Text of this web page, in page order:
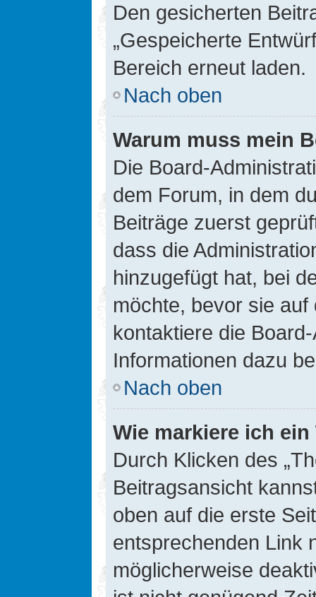
Den gesicherten
„Gespeicherte
Bereich erneut laden.
Nach oben
Warum muss mein
Die Board-
dem Forum, in dem
Beiträge zuerst
dass die
hinzugefügt hat, bei
möchte, bevor sie
kontaktiere die
Informationen dazu
Nach oben
Wie markiere ich
Durch Klicken des
Beitragsansicht
oben auf die erste
entsprechenden Link
möglicherweise